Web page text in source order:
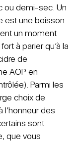
ou demi-sec. Un
est une boisson
un moment
à parier qu’à la
de
AOP en
Parmi les
choix de
l’honneur des
sont
que vous